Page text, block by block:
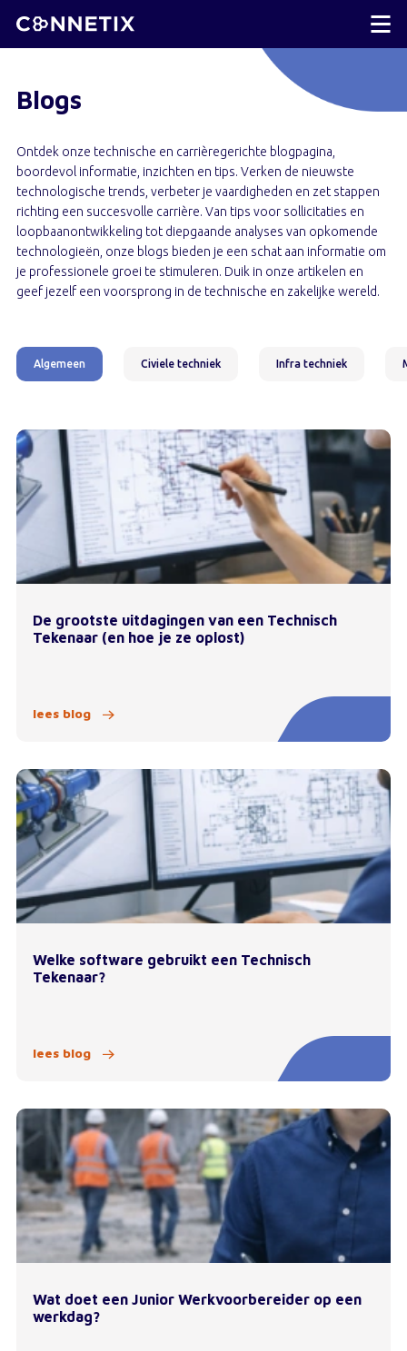
Blogs
Ontdek onze technische en carrièregerichte blogpagina,
boordevol informatie, inzichten en tips. Verken de nieuwste
technologische trends, verbeter je vaardigheden en zet stappen
richting een succesvolle carrière. Van tips voor sollicitaties en
loopbaanontwikkeling tot diepgaande analyses van opkomende
technologieën, onze blogs bieden je een schat aan informatie om
je professionele groei te stimuleren. Duik in onze artikelen en
geef jezelf een voorsprong in de technische en zakelijke wereld.
Algemeen Civiele techniek Infra techniek
De grootste uitdagingen van een Technisch
Tekenaar (en hoe je ze oplost)
lees blog
Welke software gebruikt een Technisch
Tekenaar?
lees blog
Wat doet een Junior Werkvoorbereider op een
werkdag?